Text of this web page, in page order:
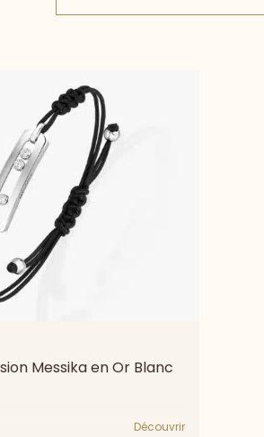
Messika en Or Blanc
Découvrir